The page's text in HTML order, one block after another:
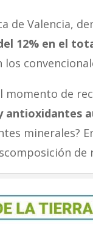
de Valencia,
12% en el
momento de
antioxidantes
minerales?
de